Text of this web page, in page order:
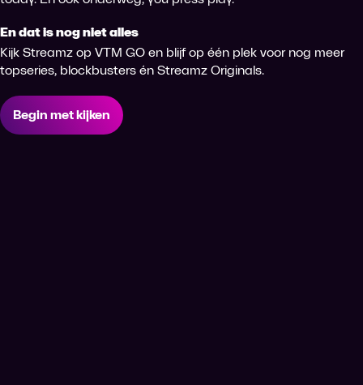
En dat is nog niet alles
Kijk Streamz op VTM GO en blijf op één plek voor nog meer
topseries, blockbusters én Streamz Originals.
Begin met kijken